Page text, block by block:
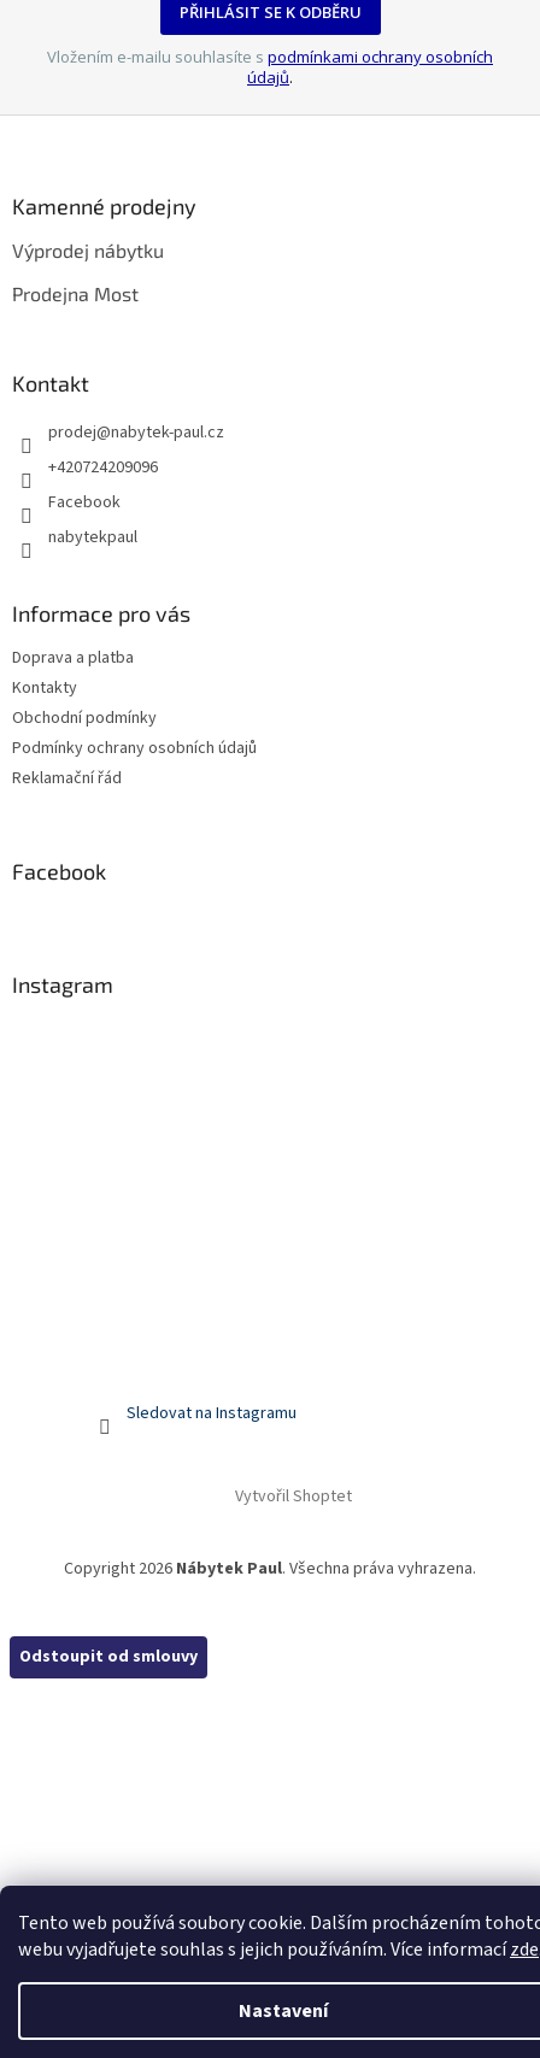
Tento web používá soubory cookie. Dalším procházením
webu vyjadřujete souhlas s jejich používáním. Více informacízde
Nastavení
PŘIHLÁSIT SE K ODBĚRU
Vložením e-mailu souhlasíte s podmínkami ochrany osobních
údajů.
Kamenné prodejny
Výprodej nábytku
Prodejna Most
Kontakt
prodej@nabytek-paul.cz
+420724209096
Facebook
nabytekpaul
Informace pro vás
Doprava a platba
Kontakty
Obchodní podmínky
Podmínky ochrany osobních údajů
Reklamační řád
Facebook
Instagram
Sledovat na Instagramu
Vytvořil Shoptet
Copyright 2026 Nábytek Paul. Všechna práva vyhrazena.
Odstoupit od smlouvy